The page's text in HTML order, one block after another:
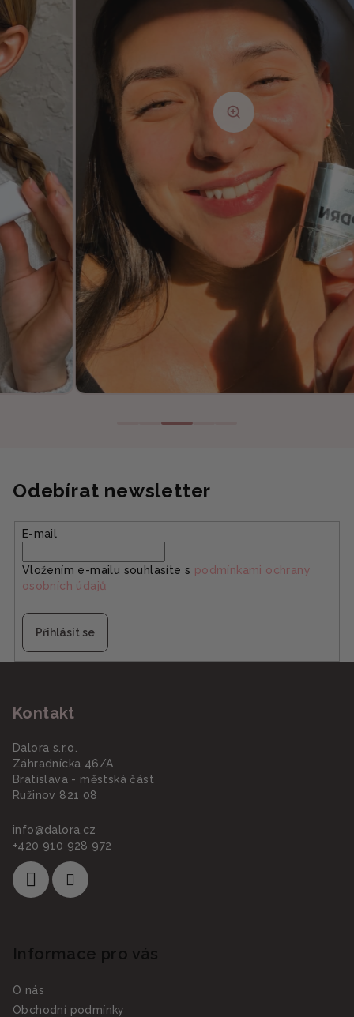
Odebírat newsletter
E-mail
Vložením e-mailu souhlasíte s podmínkami ochrany
osobních údajů
Přihlásit se
Kontakt
Dalora s.r.o.
Záhradnícka 46/A
Bratislava - městská část
Ružinov 821 08
info@dalora.cz
+420 910 928 972
Informace pro vás
O nás
Obchodní podmínky